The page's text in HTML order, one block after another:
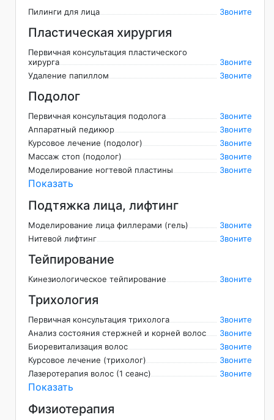
Пилинги для лица Звоните
Пластическая хирургия
Первичная консультация пластического
хирурга
Звоните
Удаление папиллом
Звоните
Подолог
Первичная консультация подолога
Звоните
Аппаратный педикюр
Звоните
Курсовое лечение (подолог)
Звоните
Массаж стоп (подолог)
Звоните
Моделирование ногтевой пластины
Звоните
Показать
Подтяжка лица, лифтинг
Моделирование лица филлерами (гель)
Звоните
Нитевой лифтинг
Звоните
Тейпирование
Кинезиологическое тейпирование Звоните
Трихология
Первичная консультация трихолога
Звоните
Анализ состояния стержней и корней волос
Звоните
Биоревитализация волос
Звоните
Курсовое лечение (трихолог)
Звоните
Лазеротерапия волос (1 сеанс)
Звоните
Показать
Физиотерапия